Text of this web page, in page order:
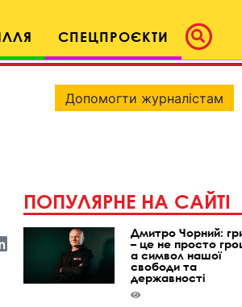
СПЕЦПРОЄКТИ
Допомогти журналістам
ПОПУЛЯРНЕ НА САЙТІ
Дмитро Чорний:
– це не просто
а символ нашої
свободи та
державності